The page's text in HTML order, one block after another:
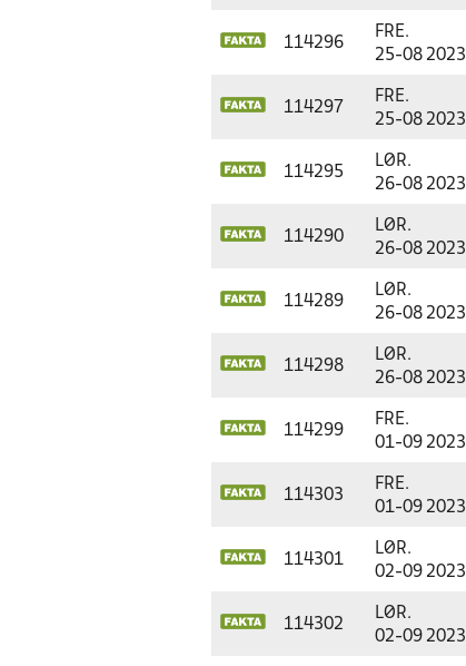
114296
FRE.
25-08 2023
114297
FRE.
25-08 2023
114295
LØR.
26-08 2023
114290
LØR.
26-08 2023
114289
LØR.
26-08 2023
114298
LØR.
26-08 2023
114299
FRE.
01-09 2023
114303
FRE.
01-09 2023
114301
LØR.
02-09 2023
114302
LØR.
02-09 2023